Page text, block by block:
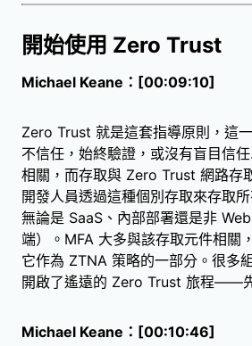
開始使用 Zero Trust
Michael Keane：[00:09:10]
Zero Trust 就是這套指導原則，這
不信任，始終驗證，或沒有盲目信
相關，而存取與 Zero Trust 網路存
開發人員透過這種個別存取來存取
無論是 SaaS、內部部署還是非
端）。MFA 大多與該存取元件相關
它作為 ZTNA 策略的一部分。很多
開啟了遙遠的 Zero Trust 旅程——
Michael Keane：[00:10:46]